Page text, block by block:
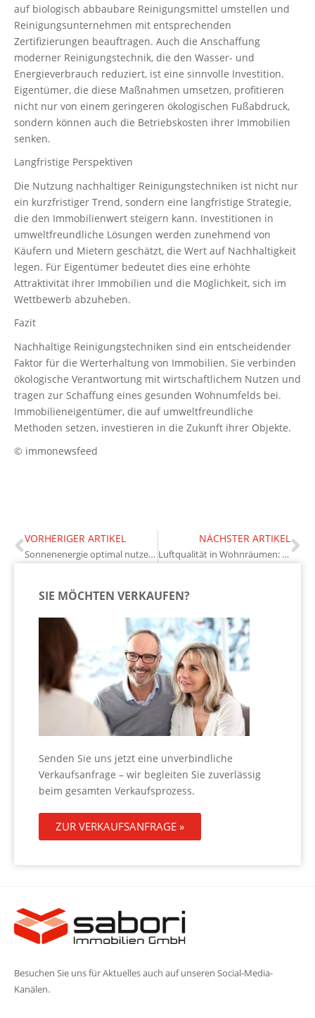
auf biologisch abbaubare Reinigungsmittel umstellen und
Reinigungsunternehmen mit entsprechenden
Zertifizierungen beauftragen. Auch die Anschaffung
moderner Reinigungstechnik, die den Wasser- und
Energieverbrauch reduziert, ist eine sinnvolle Investition.
Eigentümer, die diese Maßnahmen umsetzen, profitieren
nicht nur von einem geringeren ökologischen Fußabdruck,
sondern können auch die Betriebskosten ihrer Immobilien
senken.
Langfristige Perspektiven
Die Nutzung nachhaltiger Reinigungstechniken ist nicht nur
ein kurzfristiger Trend, sondern eine langfristige Strategie,
die den Immobilienwert steigern kann. Investitionen in
umweltfreundliche Lösungen werden zunehmend von
Käufern und Mietern geschätzt, die Wert auf Nachhaltigkeit
legen. Für Eigentümer bedeutet dies eine erhöhte
Attraktivität ihrer Immobilien und die Möglichkeit, sich im
Wettbewerb abzuheben.
Fazit
Nachhaltige Reinigungstechniken sind ein entscheidender
Faktor für die Werterhaltung von Immobilien. Sie verbinden
ökologische Verantwortung mit wirtschaftlichem Nutzen und
tragen zur Schaffung eines gesunden Wohnumfelds bei.
Immobilieneigentümer, die auf umweltfreundliche
Methoden setzen, investieren in die Zukunft ihrer Objekte.
© immonewsfeed
VORHERIGER ARTIKEL
Sonnenenergie optimal nutzen: Solaranlagen für Eigentümer
NÄCHSTER ARTIKEL
Luftqualität in Wohnräumen: Strategien für gesunde Innenräume
SIE MÖCHTEN VERKAUFEN?
Senden Sie uns jetzt eine unverbindliche
Verkaufsanfrage – wir begleiten Sie zuverlässig
beim gesamten Verkaufsprozess.
ZUR VERKAUFSANFRAGE »
Besuchen Sie uns für Aktuelles auch auf unseren Social-Media-
Kanälen.